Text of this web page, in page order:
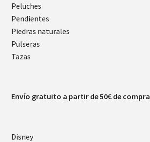
Peluches
Pendientes
Piedras naturales
Pulseras
Tazas
Envío gratuito a partir de 50€ de compra
Disney